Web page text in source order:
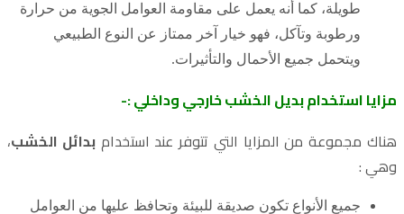
طويلة، كما أنه يعمل على مقاومة العوامل الجوية من حرارة
ورطوبة وتآكل، فهو خيار آخر ممتاز عن النوع الطبيعي
ويتحمل جميع الأحمال والتأثيرات.
مزايا استخدام بديل الخشب خارجي وداخلي :-
هناك مجموعة من المزايا التي تتوفر عند استخدامبدائل الخشب،
وهي :
جميع الأنواع تكون صديقة للبيئة وتحافظ عليها من العوامل